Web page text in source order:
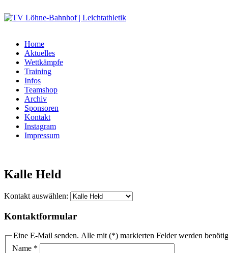
Home
Aktuelles
Wettkämpfe
Training
Infos
Teamshop
Archiv
Sponsoren
Kontakt
Instagram
Impressum
Kalle Held
Kontakt auswählen:
Kontaktformular
Eine E-Mail senden. Alle mit (*) markierten Felder werden
Name *